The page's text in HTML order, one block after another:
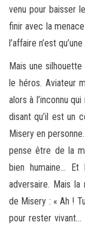
venu pour baisser
finir avec la
l’affaire n’est
Mais une
le héros. Aviateur
alors à l’inconnu
disant qu’il est un
Misery en
pense être de la
bien humaine…
adversaire. Mais la
de Misery : « Ah !
pour rester vivant…